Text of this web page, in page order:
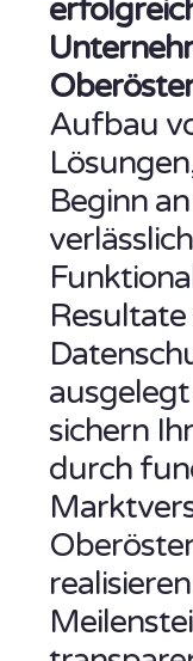
Aufbau
Beginn
sichern
durch